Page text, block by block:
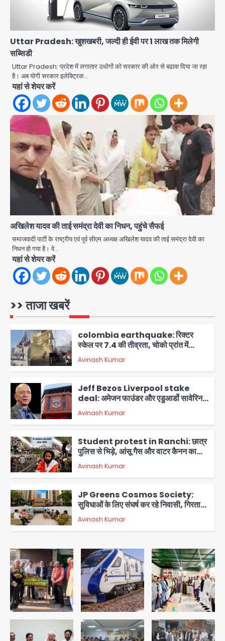
Uttar Pradesh: खुशखबरी, जल्दी ही ईवी पर 1 लाख तक मिलेगी
सब्सिडी
Uttar Pradesh: प्रदेश में लगातार उधोगों को सरकार की ओर से बढावा दिया जा रहा
है। अब योगी सरकार इलेक्ट्रिक…
यहां से शेयर करें
अखिलेश यादव की ताई समंद्रा देवी का निधन, पहुंचे सैफई
समाजवादी पार्टी के राष्ट्रीय एवं पूर्व सीएम अध्यक्ष अखिलेश यादव की ताई समंद्रा देवी का
निधन हो गया है। वे…
यहां से शेयर करें
>> ताजा खबरें
2
colombia earthquake: रिक्टर
स्केल पर 7.4 की तीव्रता, चोको प्रांत में
महसूस
Avinash Kumar
3
Jeff Bezos Liverpool stake
deal: अमेजन फाउंडर और एडुआर्डो सावेरिन
का निवेश
Avinash Kumar
Student protest in Ranchi: छात्र
पुलिस से भिड़े, आंसू गैस और वाटर कैनन का
इस्तेमाल
Avinash Kumar
5
JP Greens Cosmos Society:
सुविधाओं के लिए संघर्ष कर रहे निवासी, गिरता
1
Rajgarh Accident: तेज बारिश में कार
2
colombia earthquake: रिक्टर
स्केल पर 7.4 की तीव्रता, चोको प्रांत में
महसूस
Avinash Kumar
3
Jeff Bezos Liverpool stake
deal: अमेजन फाउंडर और एडुआर्डो सावेरिन
Avinash Kumar
4
Student protest in Ranchi: छात्र
पुलिस से भिड़े, आंसू गैस और वाटर कैनन का
इस्तेमाल
Avinash Kumar
5
JP Greens Cosmos Society:
सुविधाओं के लिए संघर्ष कर रहे निवासी, गिरता
प्लास्टर और कमजोर सुरक्षा बनी बड़ी चुनौती
Avinash Kumar
1
Rajgarh Accident: तेज बारिश में कार
बहाने की जिद्द पड़ी भारी, नदी में बही कार, 9
लोगों की मौत
Avinash Kumar
2
colombia earthquake: रिक्टर
स्केल पर 7.4 की तीव्रता, चोको प्रांत में
तबाही, बोगोटा से वेनेजुएला सीमा तक झटके
महसूस
Avinash Kumar